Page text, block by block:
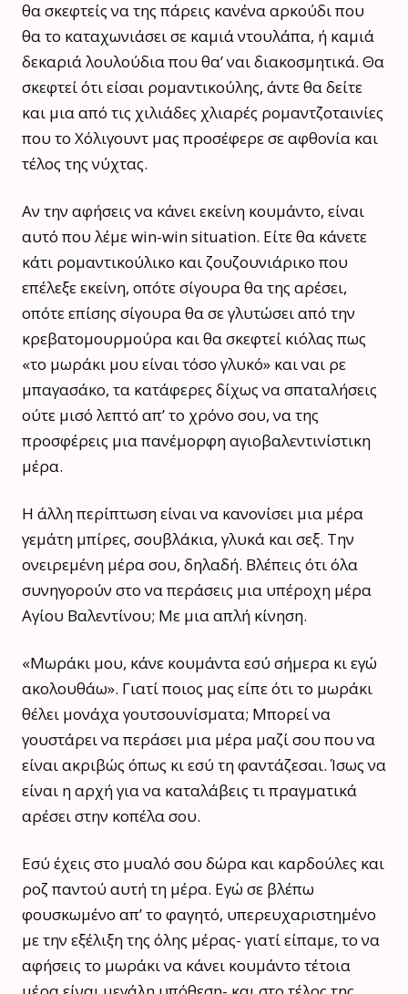
θα σκεφτείς να της πάρεις κανένα αρκούδι που
θα το καταχωνιάσει σε καμιά ντουλάπα, ή καμιά
δεκαριά λουλούδια που θα’ ναι διακοσμητικά. Θα
σκεφτεί ότι είσαι ρομαντικούλης, άντε θα δείτε
και μια από τις χιλιάδες χλιαρές ρομαντζοταινίες
που το Χόλιγουντ μας προσέφερε σε αφθονία και
τέλος της νύχτας.
Αν την αφήσεις να κάνει εκείνη κουμάντο, είναι
αυτό που λέμε win-win situation. Είτε θα κάνετε
κάτι ρομαντικούλικο και ζουζουνιάρικο που
επέλεξε εκείνη, οπότε σίγουρα θα της αρέσει,
οπότε επίσης σίγουρα θα σε γλυτώσει από την
κρεβατομουρμούρα και θα σκεφτεί κιόλας πως
«το μωράκι μου είναι τόσο γλυκό» και ναι ρε
μπαγασάκο, τα κατάφερες δίχως να σπαταλήσεις
ούτε μισό λεπτό απ’ το χρόνο σου, να της
προσφέρεις μια πανέμορφη αγιοβαλεντινίστικη
μέρα.
Η άλλη περίπτωση είναι να κανονίσει μια μέρα
γεμάτη μπίρες, σουβλάκια, γλυκά και σεξ. Την
ονειρεμένη μέρα σου, δηλαδή. Βλέπεις ότι όλα
συνηγορούν στο να περάσεις μια υπέροχη μέρα
Αγίου Βαλεντίνου; Με μια απλή κίνηση.
«Μωράκι μου, κάνε κουμάντα εσύ σήμερα κι εγώ
ακολουθάω». Γιατί ποιος μας είπε ότι το μωράκι
θέλει μονάχα γουτσουνίσματα; Μπορεί να
γουστάρει να περάσει μια μέρα μαζί σου που να
είναι ακριβώς όπως κι εσύ τη φαντάζεσαι. Ίσως να
είναι η αρχή για να καταλάβεις τι πραγματικά
αρέσει στην κοπέλα σου.
Εσύ έχεις στο μυαλό σου δώρα και καρδούλες και
ροζ παντού αυτή τη μέρα. Εγώ σε βλέπω
φουσκωμένο απ’ το φαγητό, υπερευχαριστημένο
με την εξέλιξη της όλης μέρας- γιατί είπαμε, το να
αφήσεις το μωράκι να κάνει κουμάντο τέτοια